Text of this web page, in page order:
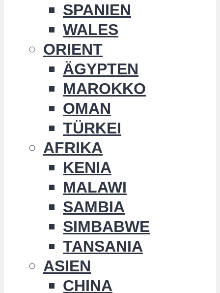
SPANIEN
WALES
ORIENT
ÄGYPTEN
MAROKKO
OMAN
TÜRKEI
AFRIKA
KENIA
MALAWI
SAMBIA
SIMBABWE
TANSANIA
ASIEN
CHINA